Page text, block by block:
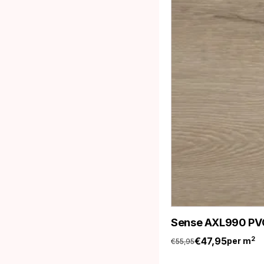
Sense AXL990
€55,95
Oorspronkelijke
€47,95
Huidige
per m2